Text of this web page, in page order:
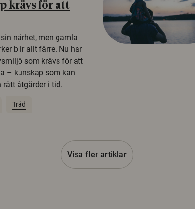
krävs för att
närhet, men gamla
blir allt färre. Nu har
som krävs för att
– kunskap som kan
rätt åtgärder i tid.
Träd
Visa fler artiklar